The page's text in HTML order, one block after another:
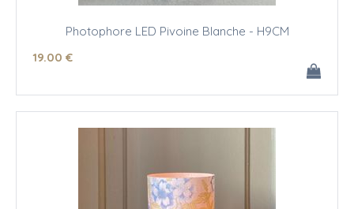
Photophore LED Pivoine Blanche - H9CM
19.00 €